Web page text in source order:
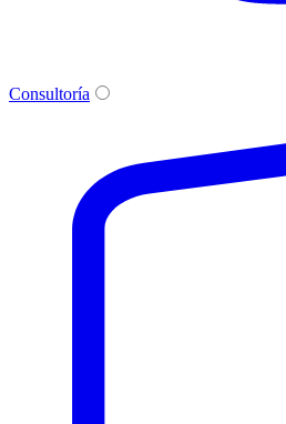
Consultoría